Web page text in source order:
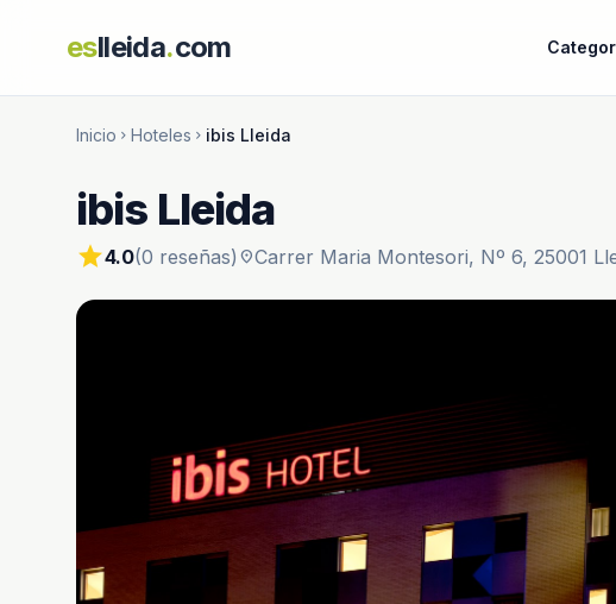
eslleida.com
Inicio chevron_right Hoteles chevron_right ibis Lleida
ibis Lleida
star4.0(0 reseñas) location_onCarrer Maria Montesori, Nº 6, 25001